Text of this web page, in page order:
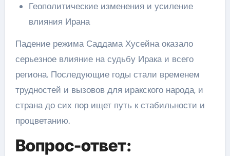
Геополитические изменения и усиление
влияния Ирана
Падение режима Саддама Хусейна оказало
серьезное влияние на судьбу Ирака и всего
региона. Последующие годы стали временем
трудностей и вызовов для иракского народа, и
страна до сих пор ищет путь к стабильности и
процветанию.
Вопрос-ответ: